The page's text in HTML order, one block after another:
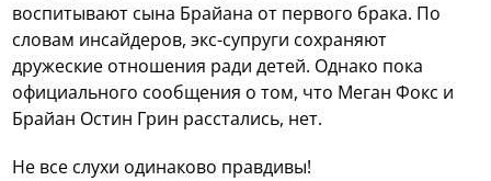
воспитывают сына Брайана от первого брака. По
словам инсайдеров, экс-супруги сохраняют
дружеские отношения ради детей. Однако пока
официального сообщения о том, что Меган Фокс и
Брайан Остин Грин расстались, нет.
Не все слухи одинаково правдивы!